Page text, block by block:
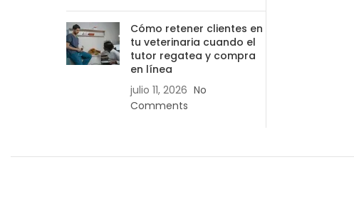
Cómo retener clientes en
tu veterinaria cuando el
tutor regatea y compra
en línea
julio 11, 2026 No
Comments